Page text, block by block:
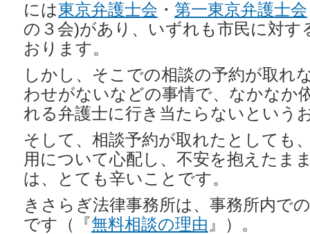
には東京弁護士会 ・ 第一東京弁護士会
の３会)があり、いずれも市民に対す
おります。
しかし、そこでの相談の予約が取れ
わせがないなどの事情で、なかなか
れる弁護士に行き当たらないという
そして、相談予約が取れたとしても
用について心配し、不安を抱えたま
は、とても辛いことです。
きさらぎ法律事務所は、事務所内で
です（『無料相談の理由 』）。